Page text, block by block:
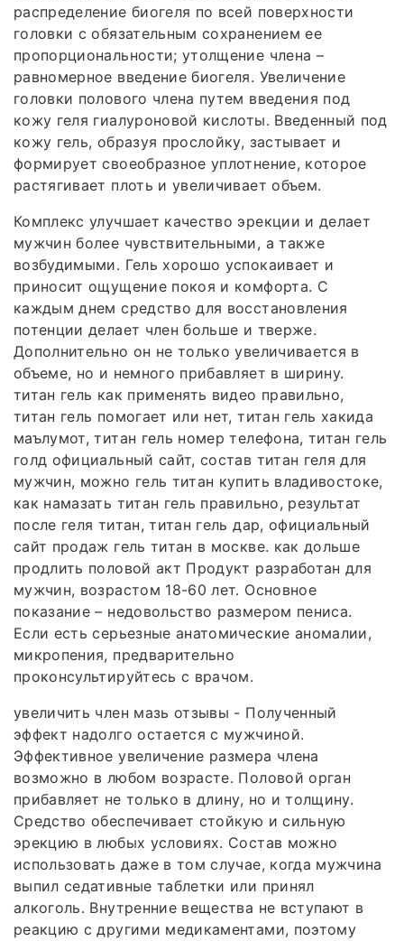
распределение биогеля по всей поверхности
головки с обязательным сохранением ее
пропорциональности; утолщение члена –
равномерное введение биогеля. Увеличение
головки полового члена путем введения под
кожу геля гиалуроновой кислоты. Введенный под
кожу гель, образуя прослойку, застывает и
формирует своеобразное уплотнение, которое
растягивает плоть и увеличивает объем.
Комплекс улучшает качество эрекции и делает
мужчин более чувствительными, а также
возбудимыми. Гель хорошо успокаивает и
приносит ощущение покоя и комфорта. С
каждым днем средство для восстановления
потенции делает член больше и тверже.
Дополнительно он не только увеличивается в
объеме, но и немного прибавляет в ширину.
титан гель как применять видео правильно,
титан гель помогает или нет, титан гель хакида
маълумот, титан гель номер телефона, титан гель
голд официальный сайт, состав титан геля для
мужчин, можно гель титан купить владивостоке,
как намазать титан гель правильно, результат
после геля титан, титан гель дар, официальный
сайт продаж гель титан в москве. как дольше
продлить половой акт Продукт разработан для
мужчин, возрастом 18-60 лет. Основное
показание – недовольство размером пениса.
Если есть серьезные анатомические аномалии,
микропения, предварительно
проконсультируйтесь с врачом.
увеличить член мазь отзывы - Полученный
эффект надолго остается с мужчиной.
Эффективное увеличение размера члена
возможно в любом возрасте. Половой орган
прибавляет не только в длину, но и толщину.
Средство обеспечивает стойкую и сильную
эрекцию в любых условиях. Состав можно
использовать даже в том случае, когда мужчина
выпил седативные таблетки или принял
алкоголь. Внутренние вещества не вступают в
реакцию с другими медикаментами, поэтому